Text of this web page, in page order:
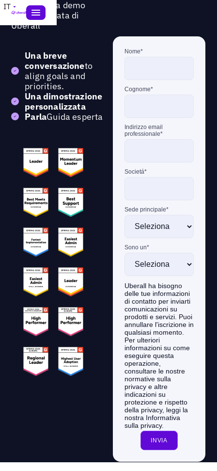
IT Richiedi una demo
personalizzata di
Uberall
Una breve
conversazioneto
align goals and
priorities.
Una dimostrazione
personalizzata
ParlaGuida esperta